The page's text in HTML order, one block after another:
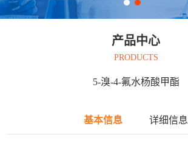
产品中心
PRODUCTS
5-溴-4-氟水杨酸甲酯
基本信息 详细信息